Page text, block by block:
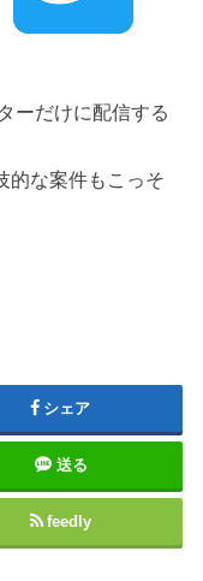
ーだけに配信する
的な案件もこっそ
シェア
送る
feedly